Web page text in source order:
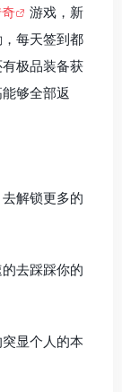
游戏，新
每天签到都
极品装备获
够全部返
解锁更多的
去踩踩你的
显个人的本